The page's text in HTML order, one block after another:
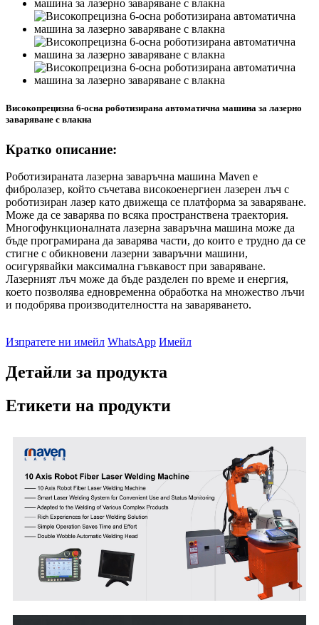
Високопрецизна 6-осна роботизирана автоматична машина за лазерно
заваряване с влакна
Кратко описание:
Роботизираната лазерна заваръчна машина Maven е
фибролазер, който съчетава високоенергиен лазерен лъч с
роботизиран лазер като движеща се платформа за заваряване.
Може да се заварява по всяка пространствена траектория.
Многофункционалната лазерна заваръчна машина може да
бъде програмирана да заварява части, до които е трудно да се
стигне с обикновени лазерни заваръчни машини,
осигурявайки максимална гъвкавост при заваряване.
Лазерният лъч може да бъде разделен по време и енергия,
което позволява едновременна обработка на множество лъчи
и подобрява производителността на заваряването.
Изпратете ни имейл WhatsApp Имейл
Детайли за продукта
Етикети на продукти